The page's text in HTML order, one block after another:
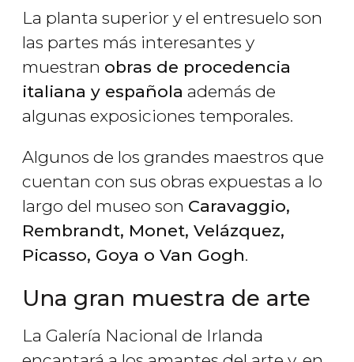
La planta superior y el entresuelo son
las partes más interesantes y
muestran obras de procedencia
italiana y española además de
algunas exposiciones temporales.
Algunos de los grandes maestros que
cuentan con sus obras expuestas a lo
largo del museo son Caravaggio,
Rembrandt, Monet, Velázquez,
Picasso, Goya o Van Gogh.
Una gran muestra de arte
La Galería Nacional de Irlanda